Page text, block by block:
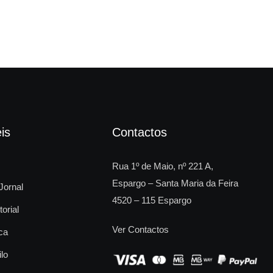
Contactos
Rua 1º de Maio, nº 221 A,
Espargo – Santa Maria da Feira
4520 – 115 Espargo
Ver Contactos